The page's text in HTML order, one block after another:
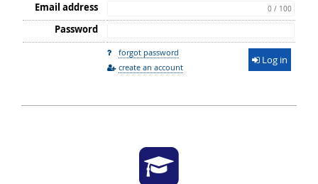
Email address 0 / 100
Password
forgot password
create an account
Log in